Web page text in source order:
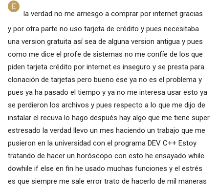
la verdad no me arriesgo a comprar por internet gracias
y por otra parte no uso tarjeta de crédito y pues necesitaba
una version gratuita así sea de alguna version antigua y pues
como me dice el profe de sistemas no me confíe de los que
piden tarjeta crédito por internet es inseguro y se presta para
clonación de tarjetas pero bueno ese ya no es el problema y
pues ya ha pasado el tiempo y ya no me interesa usar esto ya
se perdieron los archivos y pues respecto a lo que me dijo de
instalar el recuva lo hago después hay algo que me tiene super
estresado la verdad llevo un mes haciendo un trabajo que me
pusieron en la universidad con el programa DEV C++ Estoy
tratando de hacer un horóscopo con esto he ensayado while
dowhile if else en fin he usado muchas funciones y el estrés
es que siempre me sale error trato de hacerlo de mil maneras